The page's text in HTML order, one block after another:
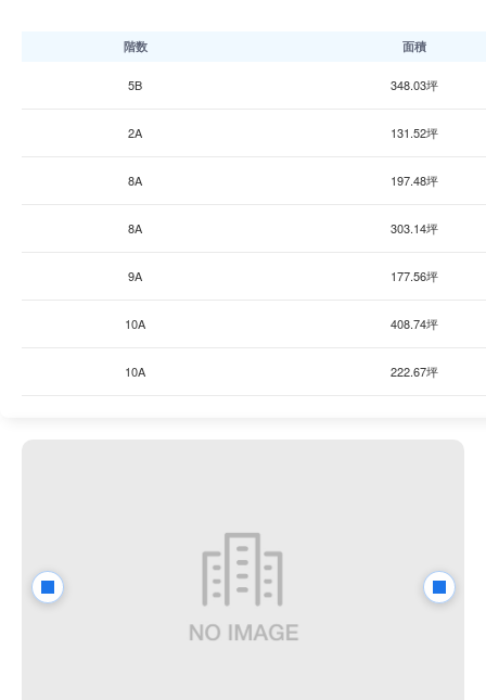
階数 面積
5B 348.03坪
2A 131.52坪
8A 197.48坪
8A 303.14坪
9A 177.56坪
10A 408.74坪
10A 222.67坪